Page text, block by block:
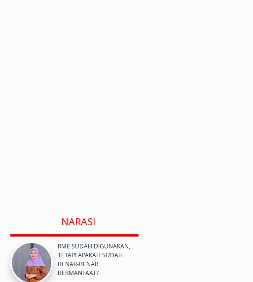
NARASI
RME SUDAH DIGUNAKAN,
TETAPI APAKAH SUDAH
BENAR-BENAR
BERMANFAAT?